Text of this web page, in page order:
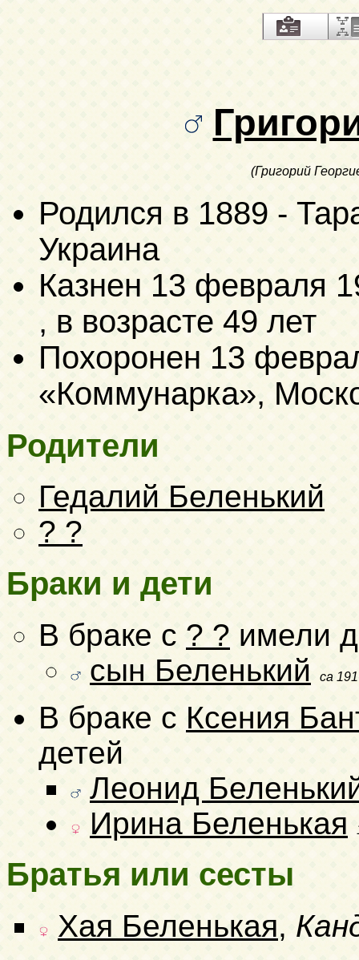
(Григорий
Родился в 1889 -
Украина
Казнен 13 февраля
, в возрасте 49 лет
Похоронен 13
«Коммунарка»,
Родители
Гедалий Беленький
? ?
Браки и дети
В браке с ? ? имели
сын Беленький
ca
В браке с Ксения
детей
Леонид
Ирина Беленькая
Братья или сесты
Хая Беленькая,